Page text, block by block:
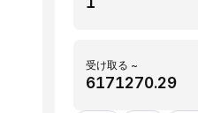
受け取る ~